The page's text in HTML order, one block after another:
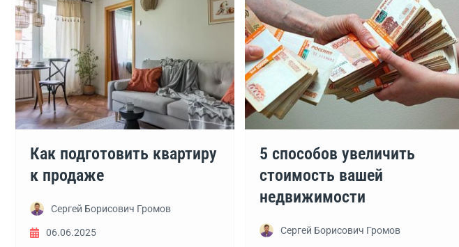
Как подготовить квартиру
к продаже
Сергей Борисович Громов
06.06.2025
5 способов увеличить
стоимость вашей
недвижимости
Сергей Борисович Громов